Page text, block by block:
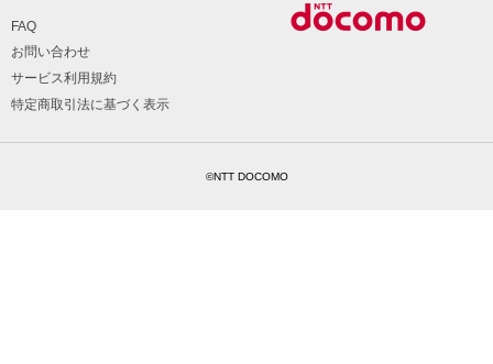
FAQ
お問い合わせ
サービス利用規約
特定商取引法に基づく表示
©NTT DOCOMO